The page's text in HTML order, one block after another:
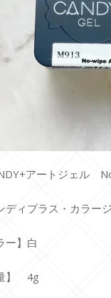
アートジェル
ディプラス・カラー
ー】白
】 4g